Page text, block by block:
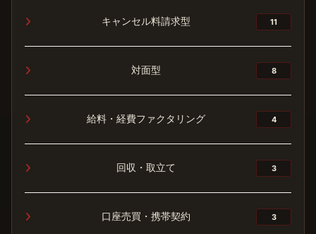
キャンセル料請求型 11
対面型 8
給料・経費ファクタリング 4
回収・取立て 3
口座売買・携帯契約 3